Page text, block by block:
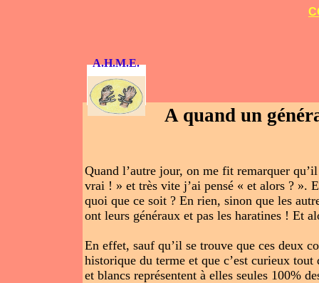
A.H.M.E.
A quand un
Quand l’autre jour, on me fit remarquer
vrai ! » et très vite j’ai pensé « et alors ? ».
quoi que ce soit ? En rien, sinon que les
ont leurs généraux et pas les haratines ! Et
En effet, sauf qu’il se trouve que ces deux
historique du terme et que c’est curieux
et blancs représentent à elles seules 100%